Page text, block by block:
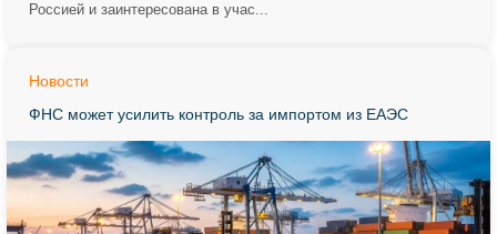
Россией и заинтересована в учас...
Новости
ФНС может усилить контроль за импортом из ЕАЭС